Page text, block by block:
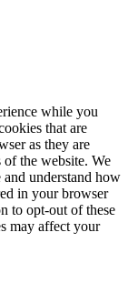
while you
that are
as they are
the website. We
understand how
in your browser
to opt-out of these
may affect your